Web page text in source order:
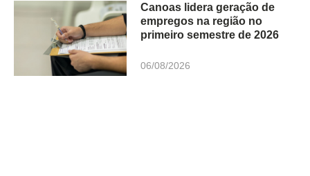
Canoas lidera geração de
empregos na região no
primeiro semestre de 2026
06/08/2026